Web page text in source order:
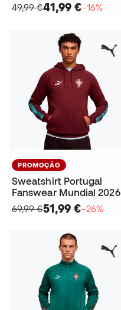
49,99 €41,99 €−16%
PROMOÇÃO
Sweatshirt Portugal
Fanswear Mundial 2026
69,99 €51,99 €−26%